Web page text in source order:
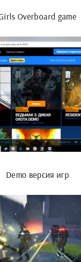
Overboard game
Demo версия игр